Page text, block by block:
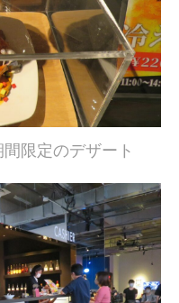
限定のデザート